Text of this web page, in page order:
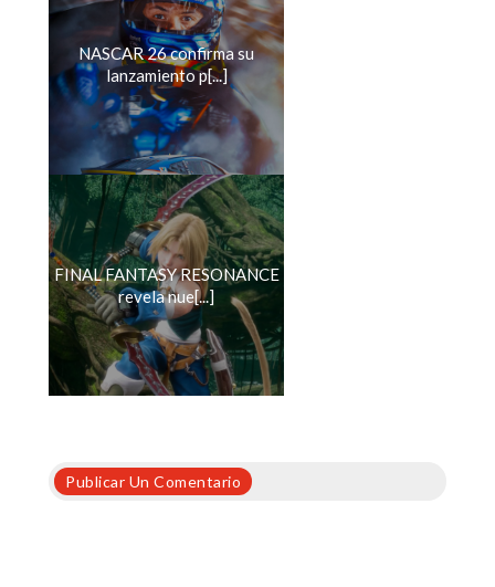
NASCAR 26 confirma su
lanzamiento p[...]
FINAL FANTASY RESONANCE
revela nue[...]
Publicar Un Comentario